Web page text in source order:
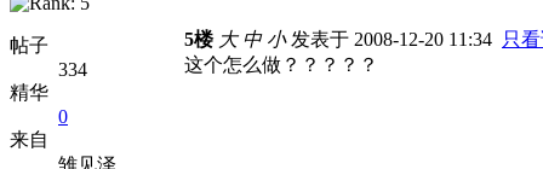
帖子
334
精华
0
来自
雏见泽
5楼 大 中 小发表于 2008-12-20 11:34 只
这个怎么做？？？？？